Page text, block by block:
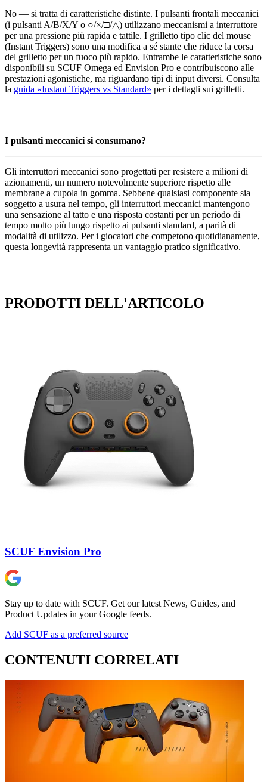
No — si tratta di caratteristiche distinte. I pulsanti frontali meccanici
(i pulsanti A/B/X/Y o ○/×/□/△) utilizzano meccanismi a interruttore
per una pressione più rapida e tattile. I grilletto tipo clic del mouse
(Instant Triggers) sono una modifica a sé stante che riduce la corsa
del grilletto per un fuoco più rapido. Entrambe le caratteristiche sono
disponibili su SCUF Omega ed Envision Pro e contribuiscono alle
prestazioni agonistiche, ma riguardano tipi di input diversi. Consulta
la guida «Instant Triggers vs Standard» per i dettagli sui grilletti.
I pulsanti meccanici si consumano?
Gli interruttori meccanici sono progettati per resistere a milioni di
azionamenti, un numero notevolmente superiore rispetto alle
membrane a cupola in gomma. Sebbene qualsiasi componente sia
soggetto a usura nel tempo, gli interruttori meccanici mantengono
una sensazione al tatto e una risposta costanti per un periodo di
tempo molto più lungo rispetto ai pulsanti standard, a parità di
modalità di utilizzo. Per i giocatori che competono quotidianamente,
questa longevità rappresenta un vantaggio pratico significativo.
PRODOTTI DELL'ARTICOLO
SCUF Envision Pro
Stay up to date with SCUF. Get our latest News, Guides, and
Product Updates in your Google feeds.
Add SCUF as a preferred source
CONTENUTI CORRELATI